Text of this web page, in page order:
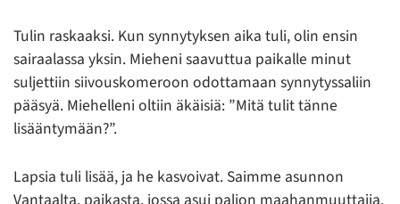
Tulin raskaaksi. Kun synnytyksen aika tuli, olin ensin
sairaalassa yksin. Mieheni saavuttua paikalle minut
suljettiin siivouskomeroon odottamaan synnytyssaliin
pääsyä. Miehelleni oltiin äkäisiä: ”Mitä tulit tänne
lisääntymään?”.
Lapsia tuli lisää, ja he kasvoivat. Saimme asunnon